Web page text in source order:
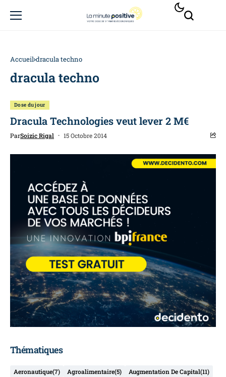
Accueil dracula techno
dracula techno
Dose du jour
Dracula Technologies veut lever 2 M€
ParSoizic Rigal 15 Octobre 2014
Thématiques
Aeronautique(7) Agroalimentaire(5) Augmentation De Capital(11)